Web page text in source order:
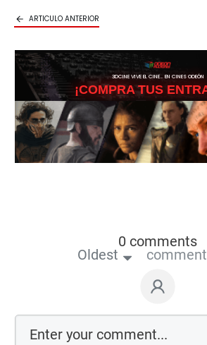
ARTICULO ANTERIOR
3DCINE VIVE EL CINE… EN CINES ODEÓN
¡COMPRA TUS
0 comments
Oldest